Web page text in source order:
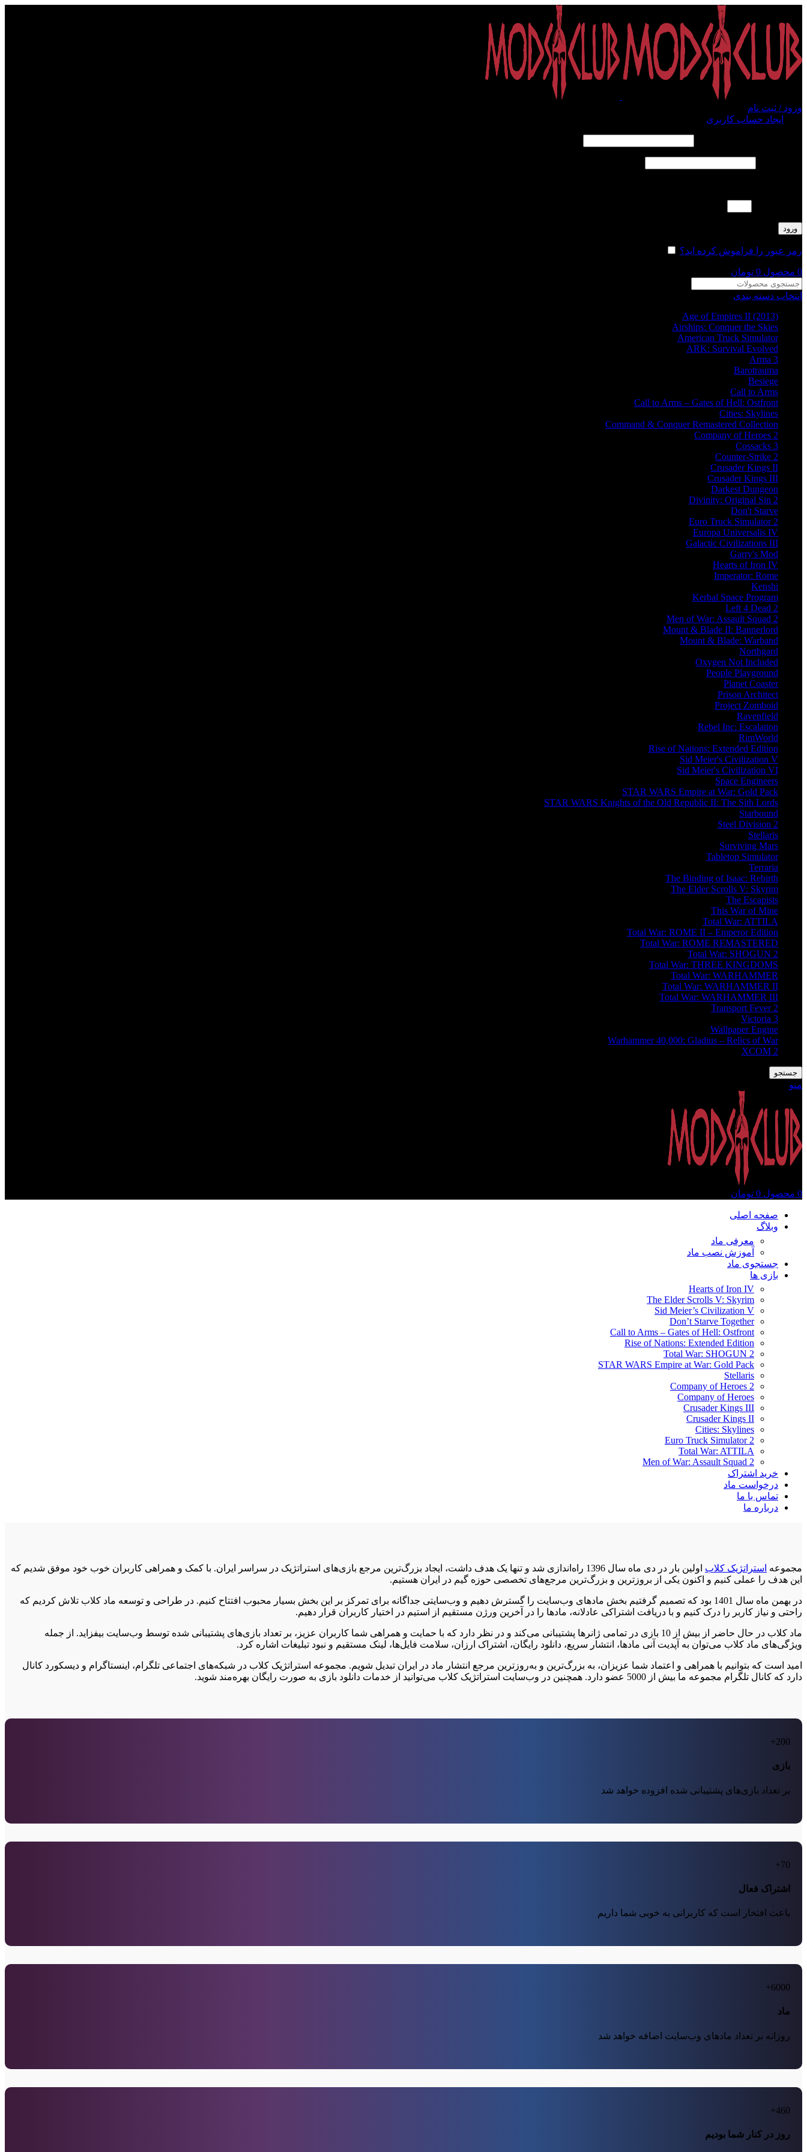
ورود / ثبت نام
ایجاد حساب کاربری
ورود
رمز عبور را فراموش کرده اید؟
0 محصول 0 تومان
انتخاب دسته بندی
Age of Empires II (2013)
Airships: Conquer the Skies
American Truck Simulator
ARK: Survival Evolved
Arma 3
Barotrauma
Besiege
Call to Arms
Call to Arms – Gates of Hell: Ostfront
Cities: Skylines
Command & Conquer Remastered Collection
Company of Heroes 2
Cossacks 3
Counter-Strike 2
Crusader Kings II
Crusader Kings III
Darkest Dungeon
Divinity: Original Sin 2
Don't Starve
Euro Truck Simulator 2
Europa Universalis IV
Galactic Civilizations III
Garry's Mod
Hearts of Iron IV
Imperator: Rome
Kenshi
Kerbal Space Program
Left 4 Dead 2
Men of War: Assault Squad 2
Mount & Blade II: Bannerlord
Mount & Blade: Warband
Northgard
Oxygen Not Included
People Playground
Planet Coaster
Prison Architect
Project Zomboid
Ravenfield
Rebel Inc: Escalation
RimWorld
Rise of Nations: Extended Edition
Sid Meier's Civilization V
Sid Meier's Civilization VI
Space Engineers
STAR WARS Empire at War: Gold Pack
STAR WARS Knights of the Old Republic II: The Sith Lords
Starbound
Steel Division 2
Stellaris
Surviving Mars
Tabletop Simulator
Terraria
The Binding of Isaac: Rebirth
The Elder Scrolls V: Skyrim
The Escapists
This War of Mine
Total War: ATTILA
Total War: ROME II – Emperor Edition
Total War: ROME REMASTERED
Total War: SHOGUN 2
Total War: THREE KINGDOMS
Total War: WARHAMMER
Total War: WARHAMMER II
Total War: WARHAMMER III
Transport Fever 2
Victoria 3
Wallpaper Engine
Warhammer 40,000: Gladius – Relics of War
XCOM 2
جستجو
منو
0 محصول 0 تومان
صفحه اصلی
وبلاگ
معرفی ماد
آموزش نصب ماد
جستجوی ماد
بازی ها
Hearts of Iron IV
The Elder Scrolls V: Skyrim
Sid Meier’s Civilization V
Don’t Starve Together
Call to Arms – Gates of Hell: Ostfront
Rise of Nations: Extended Edition
Total War: SHOGUN 2
STAR WARS Empire at War: Gold Pack
Stellaris
Company of Heroes 2
Company of Heroes
Crusader Kings III
Crusader Kings II
Cities: Skylines
Euro Truck Simulator 2
Total War: ATTILA
Men of War: Assault Squad 2
خرید اشتراک
درخواست ماد
تماس با ما
درباره ما
مجموعه استراتژیک کلاب
اولین بار در دی ماه سال 1396 راه‌اندازی شد و تنها یک هدف داشت، ایجاد بزرگ‌ترین مرجع بازی‌های استراتژیک در سراسر ایران. با کمک و همراهی کاربران خوب خود موفق شدیم که
این هدف را عملی کنیم و اکنون یکی از بروزترین و بزرگ‌ترین مرجع‌های تخصصی حوزه گیم در ایران هستیم.
در بهمن ماه سال 1401 بود که تصمیم گرفتیم بخش مادهای وب‌سایت را گسترش دهیم و وب‌سایتی جداگانه برای تمرکز بر این بخش بسیار محبوب افتتاح کنیم. در طراحی و توسعه ماد کلاب تلاش کردیم که
راحتی و نیاز کاربر را درک کنیم و با دریافت اشتراکی عادلانه، مادها را در آخرین ورژن مستقیم از استیم در اختیار کاربران قرار دهیم.
ماد کلاب در حال حاضر از بیش از 10 بازی در تمامی ژانرها پشتیبانی می‌کند و در نظر دارد که با حمایت و همراهی شما کاربران عزیز، بر تعداد بازی‌های پشتیبانی شده توسط وب‌سایت بیفزاید. از جمله
ویژگی‌های ماد کلاب می‌توان به آپدیت آنی مادها، انتشار سریع، دانلود رایگان، اشتراک ارزان، سلامت فایل‌ها، لینک مستقیم و نبود تبلیغات اشاره کرد.
امید است که بتوانیم با همراهی و اعتماد شما عزیزان، به بزرگ‌ترین و به‌روزترین مرجع انتشار ماد در ایران تبدیل شویم. مجموعه استراتژیک کلاب در شبکه‌های اجتماعی تلگرام، اینستاگرام و دیسکورد کانال
دارد که کانال تلگرام مجموعه ما بیش از 5000 عضو دارد. همچنین در وب‌سایت استراتژیک کلاب می‌توانید از خدمات دانلود بازی به صورت رایگان بهره‌مند شوید.
200+
بازی
بر تعداد بازی‌های پشتیبانی شده افزوده خواهد شد
70+
اشتراک فعال
باعث افتخار است که کاربرانی به خوبی شما داریم
6000+
ماد
روزانه بر تعداد مادهای وب‌سایت اضافه خواهد شد
460+
روز در کنار شما بودیم